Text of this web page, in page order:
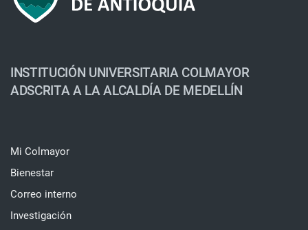
INSTITUCIÓN UNIVERSITARIA COLMAYOR
ADSCRITA A LA ALCALDÍA DE MEDELLÍN
Mi Colmayor
Bienestar
Correo interno
Investigación